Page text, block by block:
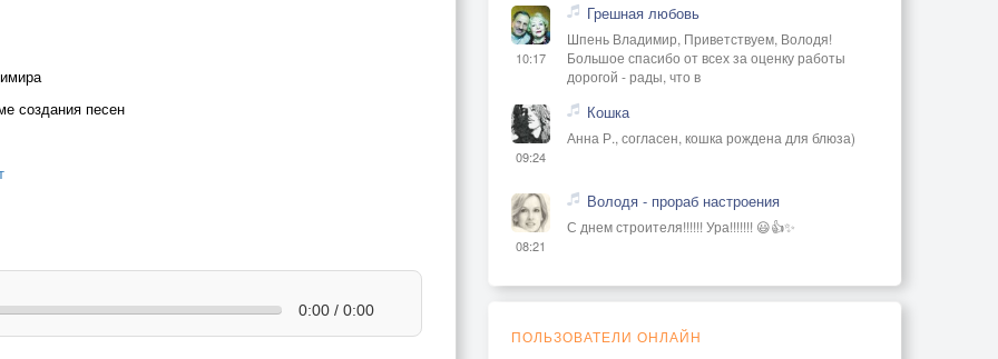
создания песен
0:00 / 0:00
10:17
Грешная любовь
Шпень Владимир, Приветствуем, Володя!
Большое спасибо от всех за оценку работы
дорогой - рады, что в
09:24
Кошка
Анна Р., согласен, кошка рождена для блюза)
08:21
Володя - прораб настроения
С днем строителя!!!!!! Ура!!!!!!! 😃👍✨
ПОЛЬЗОВАТЕЛИ ОНЛАЙН